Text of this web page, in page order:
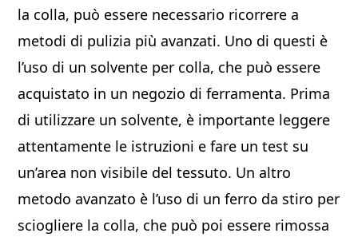
la colla, può essere necessario ricorrere a
metodi di pulizia più avanzati. Uno di questi è
l’uso di un solvente per colla, che può essere
acquistato in un negozio di ferramenta. Prima
di utilizzare un solvente, è importante leggere
attentamente le istruzioni e fare un test su
un’area non visibile del tessuto. Un altro
metodo avanzato è l’uso di un ferro da stiro per
sciogliere la colla, che può poi essere rimossa